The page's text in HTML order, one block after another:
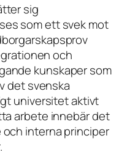
sig
som ett svek mot
och
kunskaper som
det svenska
universitet aktivt
arbete innebär det
interna principer